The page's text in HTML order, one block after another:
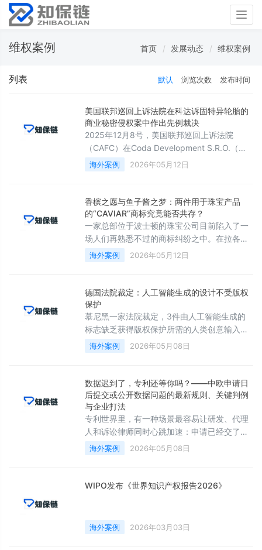
维权案例 首页 发展动态 维权案例
列表 默认 浏览次数 发布时间
美国联邦巡回上诉法院在科达诉固特异轮胎的
商业秘密侵权案中作出先例裁决
2025年12月8号，美国联邦巡回上诉法院
（CAFC）在Coda Development S.R.O.（科
达发展有限责任公司，简称科达）诉Goodyear
Tire & Rubber Co（固特异轮胎橡胶公司，简
持了俄亥俄州北区法院在陪审团裁决后依判决
书动议（JMOL）判决固特异胜诉的决定，该
裁决针对科达提出的州商业秘密和联邦发明人
身份主张。
海外案例 2026年05月12日
香槟之愿与鱼子酱之梦：两件用于珠宝产品
的“CAVIAR”商标究竟能否共存？
一家总部位于波士顿的珠宝公司目前陷入了一
场人们再熟悉不过的商标纠纷之中。在拉各斯
公司（Lagos, Inc.）诉Coastal Caviar, LLC一
案中，一个因社交媒体而广受欢迎的新兴品牌
力阻止这个新入局者。
海外案例 2026年05月12日
德国法院裁定：人工智能生成的设计不受版权
保护
慕尼黑一家法院裁定，3件由人工智能生成的
标志缺乏获得版权保护所需的人类创意输入。
尽管使用了提示词，但法官认为，人工智能的
技术贡献程度已经压倒了原告的创意选择，意
海外案例 2026年05月08日
数据迟到了，专利还等你吗？——中欧申请日
后提交或公开数据问题的最新规则、关键判例
与企业打法
专利世界里，有一种场景最容易让研发、代理
人和诉讼律师同时心跳加速：申请已经交了，
审查员或无效请求人突然追问一句——你说这
个化合物“更稳定”“更有效”“更适合制剂”，证据
后。
海外案例 2026年05月08日
WIPO发布《世界知识产权报告2026》
海外案例 2026年03月03日